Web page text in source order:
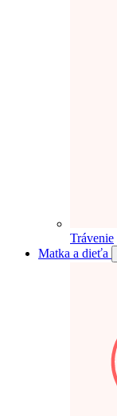
Trávenie
Matka a dieťa